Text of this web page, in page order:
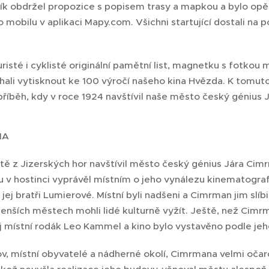
obdržel propozice s popisem trasy a mapkou a bylo
mobilu v aplikaci Mapy.com. Všichni startující dostali na
i cyklisté originální pamětní list, magnetku s fotkou
vytisknout ke 100 výročí našeho kina Hvězda. K
kdy v roce 1924 navštívil naše město český génius
z Jizerských hor navštívil město český génius Jára
v hostinci vyprávěl místním o jeho vynálezu
bratři Lumierové. Místní byli nadšeni a Cimrman jim
městech mohli lidé kulturně vyžít. Ještě, než
rodák Leo Kammel a kino bylo vystavěno podle
místní obyvatelé a nádherné okolí, Cimrmana velmi